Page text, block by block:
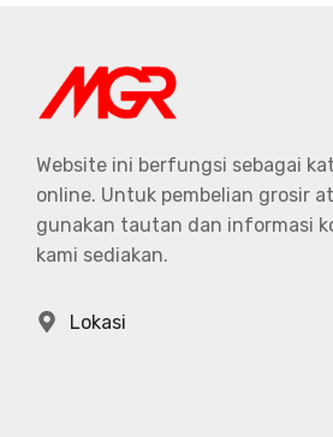
Website ini berfungsi sebagai
online. Untuk pembelian grosir
gunakan tautan dan informasi
kami sediakan.
Lokasi